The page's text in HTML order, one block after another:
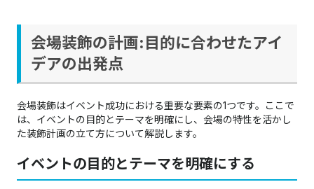
会場装飾の計画:目的に合わせたアイ
デアの出発点
会場装飾はイベント成功における重要な要素の1つです。ここで
は、イベントの目的とテーマを明確にし、会場の特性を活かし
た装飾計画の立て方について解説します。
イベントの目的とテーマを明確にする